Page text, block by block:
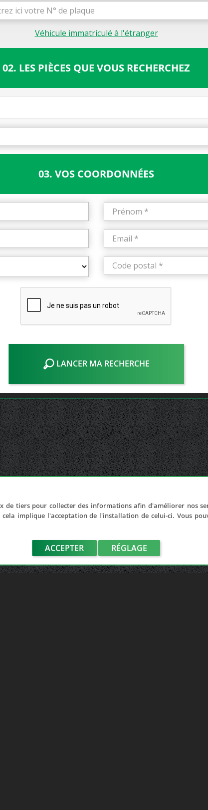
Véhicule immatriculé à l'étranger
02. LES PIÈCES QUE VOUS RECHERCHEZ
03. VOS COORDONNÉES
LANCER MA RECHERCHE
de tiers pour collecter des informations afin d'améliorer nos
implique l'acceptation de l'installation de celui-ci. Vous
ACCEPTER RÉGLAGE